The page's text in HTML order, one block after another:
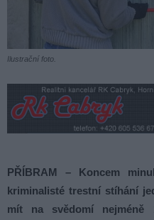
Ilustrační foto.
PŘÍBRAM – Koncem
kriminalisté trestní stíhání
mít na svědomí nejméně